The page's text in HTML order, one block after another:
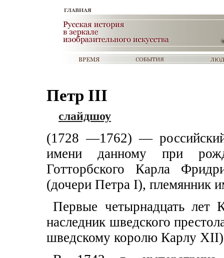
Петр III
слайдшоу
(1728 —1762) —
имени данному при
Готторбского Карла
(дочери Петра I), племянник
Первые четырнадцать лет
наследник шведского
шведскому королю Карлу